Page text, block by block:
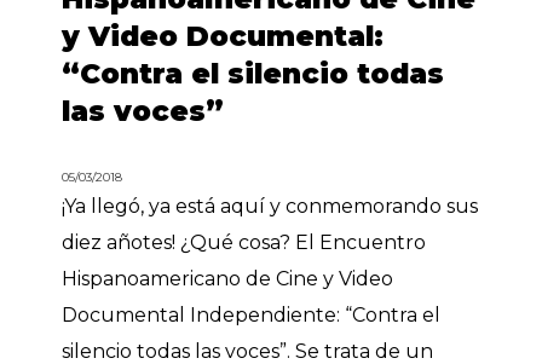
y Video Documental:
“Contra el silencio todas
las voces”
05/03/2018
¡Ya llegó, ya está aquí y conmemorando sus
diez añotes! ¿Qué cosa? El Encuentro
Hispanoamericano de Cine y Video
Documental Independiente: “Contra el
silencio todas las voces”. Se trata de un